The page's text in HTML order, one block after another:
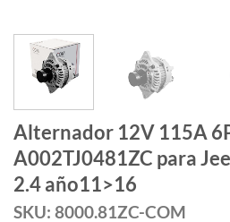
Alternador 12V 115A
A002TJ0481ZC para
2.4 año11>16
SKU: 8000.81ZC-COM